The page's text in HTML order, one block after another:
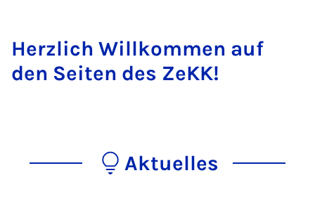
Herzlich Willkommen auf
den Seiten des ZeKK!
Aktuelles